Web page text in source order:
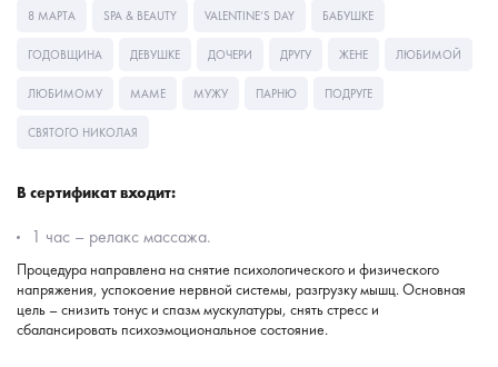
8 МАРТА SPA & BEAUTY VALENTINE’S DAY БАБУШКЕ
ГОДОВЩИНА ДЕВУШКЕ ДОЧЕРИ ДРУГУ ЖЕНЕ ЛЮБИМОЙ
ЛЮБИМОМУ МАМЕ МУЖУ ПАРНЮ ПОДРУГЕ
СВЯТОГО НИКОЛАЯ
В сертификат входит:
1 час – релакс массажа.
Процедура направлена ​​на снятие психологического и физического
напряжения, успокоение нервной системы, разгрузку мышц. Основная
цель – снизить тонус и спазм мускулатуры, снять стресс и
сбалансировать психоэмоциональное состояние.